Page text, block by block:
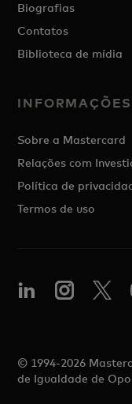
Biografias
Contatos
Biblioteca de mídia
Sobre a Mastercard
Relações com
Política de
Termos de uso
© 1994-2026
de Igualdade de